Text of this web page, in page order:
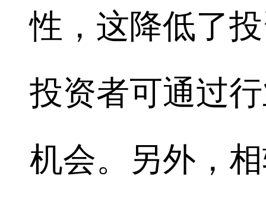
性，这降低了
投资者可通过
机会。另外，